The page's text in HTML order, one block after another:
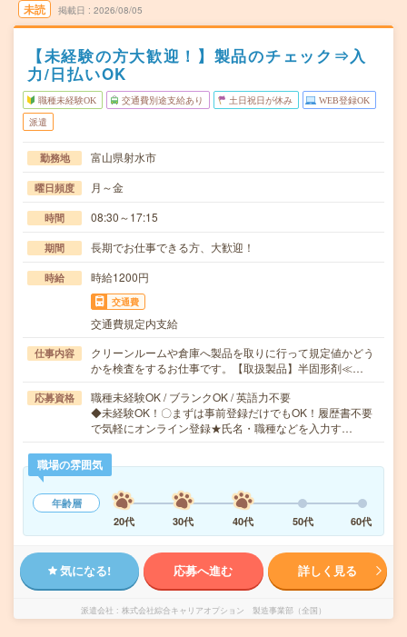
未読 掲載日 2026/08/05
【未経験の方大歓迎！】製品のチェック⇒入
力/日払いOK
職種未経験OK 交通費別途支給あり 土日祝日が休み WEB登録OK
派遣
勤務地 富山県射水市
曜日頻度 月～金
時間 08:30～17:15
期間 長期でお仕事できる方、大歓迎！
時給 時給1200円
交通費
交通費規定内支給
仕事内容
クリーンルームや倉庫へ製品を取りに行って規定値かどう
かを検査をするお仕事です。【取扱製品】半固形剤≪…
応募資格
職種未経験OK / ブランクOK / 英語力不要
◆未経験OK！〇まずは事前登録だけでもOK！履歴書不要
で気軽にオンライン登録★氏名・職種などを入力す…
職場の雰囲気
年齢層
20代
30代 40代 50代 60代
気になる! 応募へ進む 詳しく見る
派遣会社 株式会社綜合キャリアオプション 製造事業部（全国）